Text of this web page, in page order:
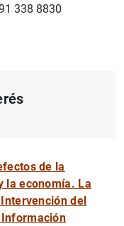
338 8830
de la
la economía. La
del